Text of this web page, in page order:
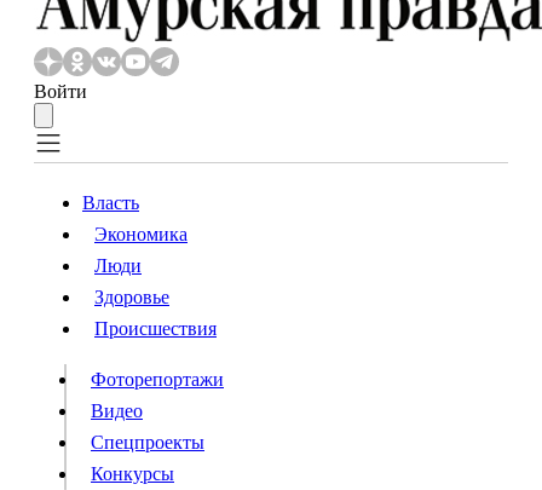
Войти
Власть
Происшествия
Видео
Конкурсы
Власть
Экономика
Люди
Здоровье
Происшествия
Фоторепортажи
Видео
Спецпроекты
Конкурсы